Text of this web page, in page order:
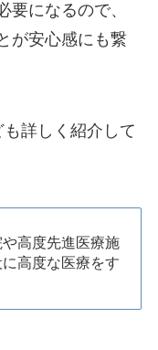
要になるので、
が安心感にも繋
詳しく紹介して
高度先進医療施
高度な医療をす